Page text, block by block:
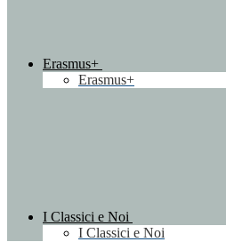
Erasmus+
Erasmus+
I Classici e Noi
I Classici e Noi